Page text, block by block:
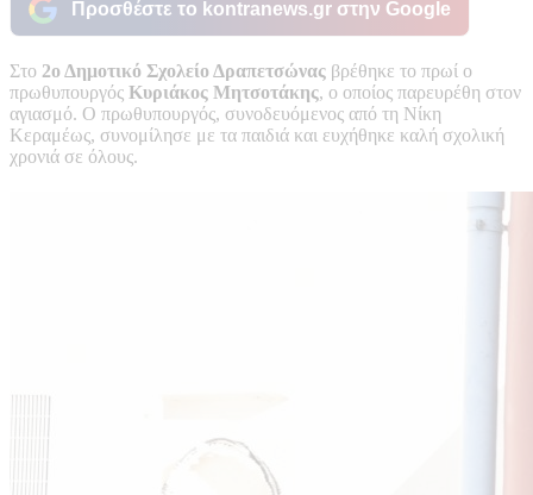
Προσθέστε το kontranews.gr στην Google
Στο 2ο Δημοτικό Σχολείο Δραπετσώνας βρέθηκε το πρωί ο
πρωθυπουργός Κυριάκος Μητσοτάκης, ο οποίος παρευρέθη στον
αγιασμό. Ο πρωθυπουργός, συνοδευόμενος από τη Νίκη
Κεραμέως, συνομίλησε με τα παιδιά και ευχήθηκε καλή σχολική
χρονιά σε όλους.